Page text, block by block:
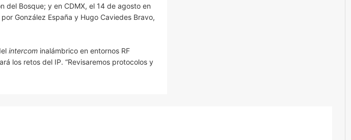
del Bosque; y en CDMX, el 14 de agosto en
González España y Hugo Caviedes Bravo,
intercom inalámbrico en entornos RF
los retos del IP. “Revisaremos protocolos y